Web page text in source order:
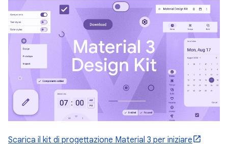
Scarica il kit di progettazione Material 3 per iniziare